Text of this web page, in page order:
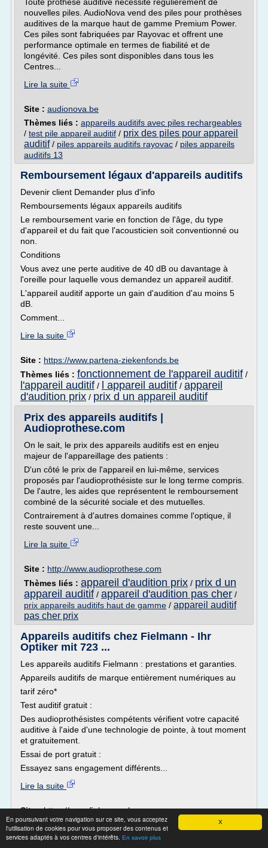
X
En poursuivant votre navigation sur ce site, vous acceptez
l'utilisation de cookies pour vous proposer des contenus et
services adaptés à vos centres d'intérêts. En savoir plus
nouvelles piles. AudioNova vend des piles pour prothèses
auditives de la marque haut de gamme Premium Power.
Ces piles sont fabriquées par Rayovac et offrent une
performance optimale en termes de fiabilité et de
longévité. Ces piles sont disponibles dans tous les
Centres...
Lire la suite
Site : audionova.be
Thèmes liés : appareils auditifs avec piles rechargeables
/ test pile appareil auditif / prix des piles pour appareil
auditif/ piles appareils auditifs rayovac / piles appareils
auditifs 13
Remboursement légaux d'appareils auditifs
Devenir client Demander plus d'info
Remboursements légaux appareils auditifs
Le remboursement varie en fonction de l'âge, du type
d'appareil et du fait que l'acousticien soit conventionné ou
non.
Conditions
Vous avez une perte auditive de 40 dB ou davantage à
l'oreille pour laquelle vous demandez un appareil auditif.
L'appareil auditif apporte un gain d'audition d'au moins 5
dB.
Comment...
Lire la suite
Site : https://www.partena-ziekenfonds.be
Thèmes liés : fonctionnement de l'appareil auditif /
l'appareil auditif / l appareil auditif / appareil
d'audition prix / prix d un appareil auditif
Prix des appareils auditifs |
Audioprothese.com
On le sait, le prix des appareils auditifs est en enjeu
majeur de l'appareillage des patients :
D'un côté le prix de l'appareil en lui-même, services
proposés par l'audioprothésiste sur le long terme compris.
De l'autre, les aides que représentent le remboursement
combiné de la sécurité sociale et des mutuelles.
Contrairement à d'autres domaines comme l'optique, il
reste souvent une...
Lire la suite
Site : http://www.audioprothese.com
Thèmes liés : appareil d'audition prix / prix d un
appareil auditif / appareil d'audition pas cher /
prix appareils auditifs haut de gamme / appareil auditif
pas cher prix
Appareils auditifs chez Fielmann - Ihr
Optiker mit 723 ...
Les appareils auditifs Fielmann : prestations et garanties.
Appareils auditifs de marque entièrement numériques au
tarif zéro*
Test auditif gratuit :
Des audioprothésistes compétents vérifient votre capacité
auditive à l'aide d'une technologie de pointe, à tout moment
et gratuitement.
Essai de port gratuit :
Essayez sans engagement différents...
Lire la suite
Site :https://www.fielmann.ch
Thèmes liés :appareils auditifs pas cher gratuit
marques d'appareils auditifs/